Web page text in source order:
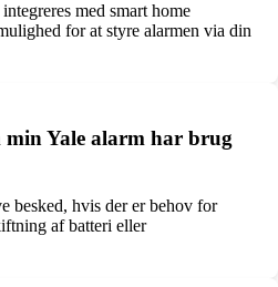
med smart home
for at styre alarmen via din
Yale alarm har brug
besked, hvis der er behov for
af batteri eller